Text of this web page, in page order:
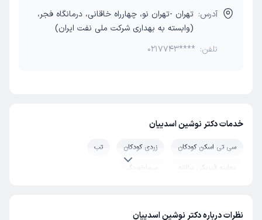
آدرس: تهران -تهران نو، چهارراه خاقانی، درمانگاه فجر،
(وابسته به بهداری شرکت ملی نفت ایران)
تلفن: 0217743****
خدمات دکتر نوشین اسدییان
سی تی اسکن کودکان زردی کودکان
تب
معاینه فیزیکی سالانه
سرماخوردگی
نظرات درباره دکتر نوشین اسدییان